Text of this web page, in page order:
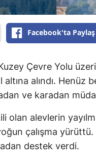
Facebook'ta Paylaş
Çevre Yolu
altına alındı.
ve karadan
olan alevlerin
çalışma yürüttü.
destek verdi.